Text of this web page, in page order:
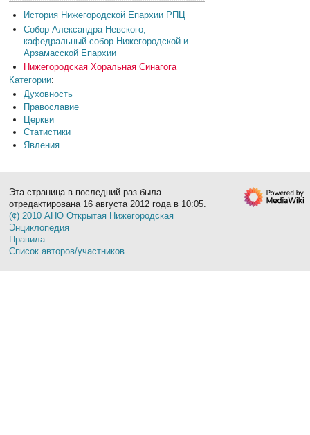
История Нижегородской Епархии РПЦ
Собор Александра Невского,
кафедральный собор Нижегородской и
Арзамасской Епархии
Нижегородская Хоральная Синагога
Категории:
Духовность
Православие
Церкви
Статистики
Явления
Эта страница в последний раз была
отредактирована 16 августа 2012 года в 10:05.
(¢) 2010 АНО Открытая Нижегородская
Энциклопедия
Правила
Список авторов/участников